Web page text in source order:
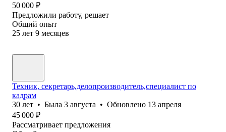
50 000 ₽
Предложили работу, решает
Общий опыт
25 лет 9 месяцев
Техник, секретарь,делопроизводитель,специалист по
кадрам
30 лет • Была 3 августа • Обновлено 13 апреля
45 000 ₽
Рассматривает предложения